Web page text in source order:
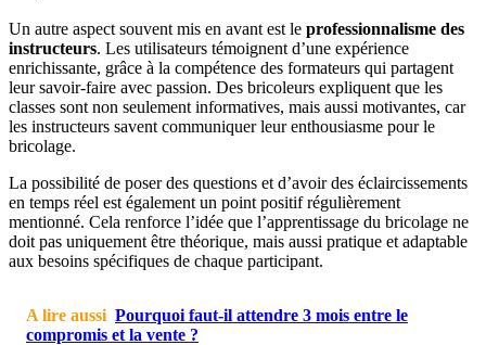
Un autre aspect souvent mis en avant est le professionnalisme des
instructeurs. Les utilisateurs témoignent d’une expérience
enrichissante, grâce à la compétence des formateurs qui partagent
leur savoir-faire avec passion. Des bricoleurs expliquent que les
classes sont non seulement informatives, mais aussi motivantes, car
les instructeurs savent communiquer leur enthousiasme pour le
bricolage.
La possibilité de poser des questions et d’avoir des éclaircissements
en temps réel est également un point positif régulièrement
mentionné. Cela renforce l’idée que l’apprentissage du bricolage ne
doit pas uniquement être théorique, mais aussi pratique et adaptable
aux besoins spécifiques de chaque participant.
A lire aussi Pourquoi faut-il attendre 3 mois entre le
compromis et la vente ?